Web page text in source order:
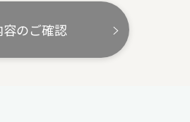
容のご確認